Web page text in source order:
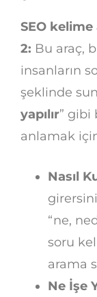
SEO kelime
2: Bu araç,
insanların
şeklinde
yapılır” gibi
anlamak
Nasıl
“ne,
soru
arama
Ne İşe